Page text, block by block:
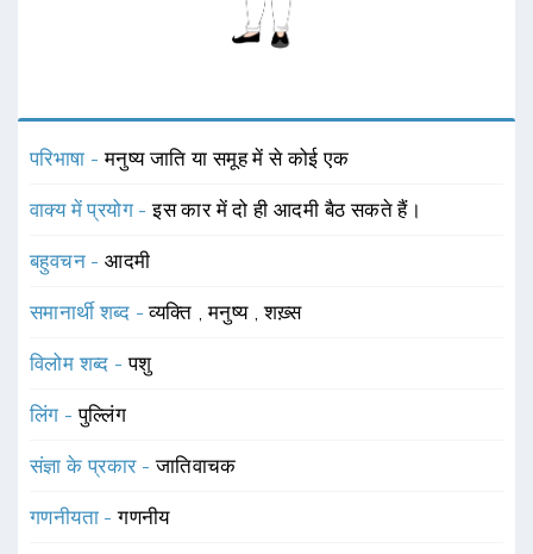
परिभाषा -मनुष्य जाति या समूह में से कोई एक
वाक्य में प्रयोग -इस कार में दो ही आदमी बैठ सकते हैं।
बहुवचन -आदमी
समानार्थी शब्द -व्यक्ति ,मनुष्य ,शख़्स
विलोम शब्द -पशु
लिंग -पुल्लिंग
संज्ञा के प्रकार -जातिवाचक
गणनीयता -गणनीय